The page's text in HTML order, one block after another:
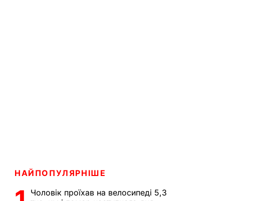
НАЙПОПУЛЯРНІШЕ
Чоловік проїхав на велосипеді 5,3